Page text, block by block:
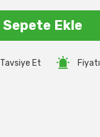
Sepete Ekle
Tavsiye Et